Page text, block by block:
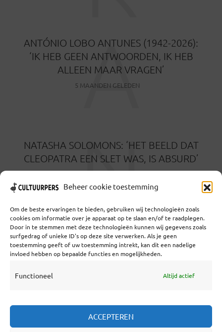
Beheer cookie toestemming
Om de beste ervaringen te bieden, gebruiken wij technologieën zoals
cookies om informatie over je apparaat op te slaan en/of te raadplegen.
Door in te stemmen met deze technologieën kunnen wij gegevens zoals
surfgedrag of unieke ID's op deze site verwerken. Als je geen
toestemming geeft of uw toestemming intrekt, kan dit een nadelige
invloed hebben op bepaalde functies en mogelijkheden.
Functioneel Altijd actief
ACCEPTEREN
ANTÓNIO LOBO ANTUNES (1942-2026):
‘IK HEB GEEN ANTWOORDEN, IK HEB
ALLEEN MAAR VRAGEN’
5 MAANDEN GELEDEN
A
NATASHA SOLOMONS: ‘HET BEELD DAT
CLEOPATRA EEN SLET WAS, IS ABSURD’
N
Coöperatief Cultureel Persbureau U.A. | Salzburg 29 |
3524KS Utrecht | KvK: 55573592 |Btw: